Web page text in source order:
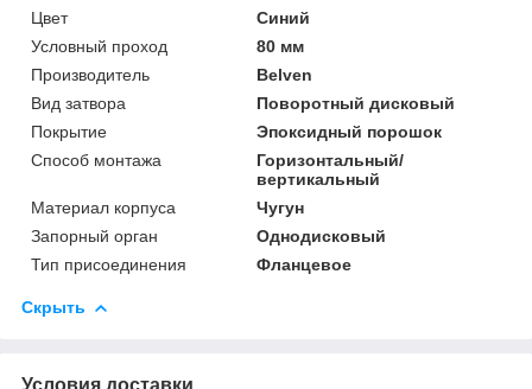
Цвет
Синий
Условный проход
80 мм
Производитель
Belven
Вид затвора
Поворотный дисковый
Покрытие
Эпоксидный порошок
Способ монтажа
Горизонтальный/
вертикальный
Материал корпуса
Чугун
Запорный орган
Однодисковый
Тип присоединения
Фланцевое
Скрыть
Условия доставки